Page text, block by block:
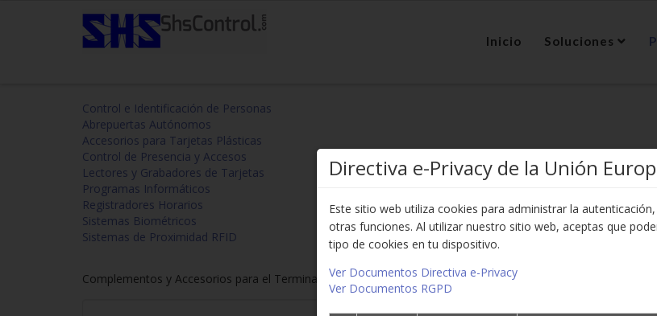
Inicio Soluciones
Control e Identificación de Personas
Abrepuertas Autónomos
Accesorios para Tarjetas Plásticas
Control de Presencia y Accesos
Lectores y Grabadores de Tarjetas
Programas Informáticos
Registradores Horarios
Sistemas Biométricos
Sistemas de Proximidad RFID
Complementos y Accesorios para el Terminal de Control Horario P2231
Directiva e-Privacy de la Unión
Este sitio web utiliza cookies para administrar la
otras funciones. Al utilizar nuestro sitio web, aceptas que
tipo de cookies en tu dispositivo.
Ver Documentos Directiva e-Privacy
Ver Documentos RGPD